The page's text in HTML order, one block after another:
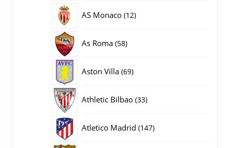
AS Monaco 1212
As Roma 5858
Aston Villa 6969
Athletic Bilbao 3333
Atletico Madrid 147147